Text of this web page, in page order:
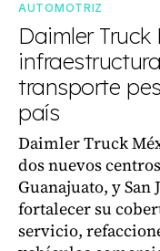
AUTOMOTRIZ
Daimler
transporte
país
Daimler Truck
dos nuevos
Guanajuato, y San
fortalecer su
servicio,